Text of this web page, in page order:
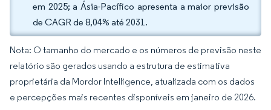
em 2025; a Ásia-Pacífico apresenta a maior previsão
de CAGR de 8,04% até 2031.
Nota: O tamanho do mercado e os números de previsão neste
relatório são gerados usando a estrutura de estimativa
proprietária da Mordor Intelligence, atualizada com os dados
e percepções mais recentes disponíveis em janeiro de 2026.